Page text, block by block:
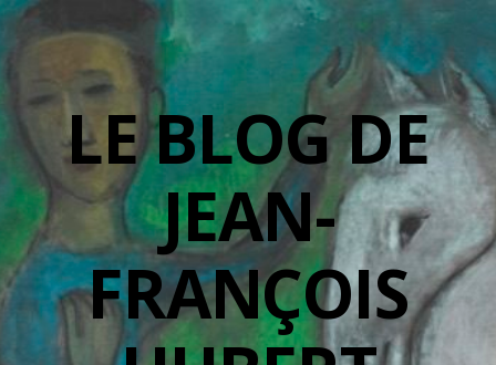
LE BLOG DE
JEAN-
FRANÇOIS